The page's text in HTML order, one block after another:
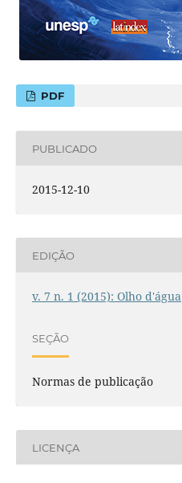
PDF
PUBLICADO
2015-12-10
EDIÇÃO
v. 7 n. 1 (2015): Olho d'água
SEÇÃO
Normas de publicação
LICENÇA